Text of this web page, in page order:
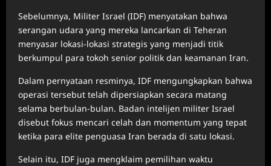
Sebelumnya, Militer Israel (IDF) menyatakan bahwa
serangan udara yang mereka lancarkan di Teheran
menyasar lokasi-lokasi strategis yang menjadi titik
berkumpul para tokoh senior politik dan keamanan Iran.
Dalam pernyataan resminya, IDF mengungkapkan bahwa
operasi tersebut telah dipersiapkan secara matang
selama berbulan-bulan. Badan intelijen militer Israel
disebut fokus mencari celah dan momentum yang tepat
ketika para elite penguasa Iran berada di satu lokasi.
Selain itu, IDF juga mengklaim pemilihan waktu